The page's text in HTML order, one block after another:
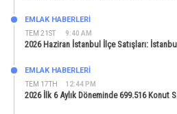
TEM 21ST 9:40 AM
EMLAK HABERLERI
2026 Haziran İstanbul İlçe Satışları:
TEM 17TH 12:44 PM
EMLAK HABERLERI
2026 İlk 6 Aylık Döneminde 699.516 Konut